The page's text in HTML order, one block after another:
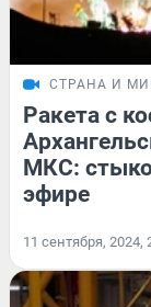
СТРАНА И
Ракета с
МКС:
эфире
11 сентября, 2024,